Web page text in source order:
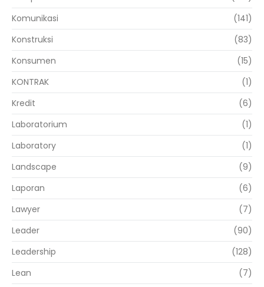
Komunikasi
(141)
Konstruksi
(83)
Konsumen
(15)
KONTRAK
(1)
Kredit
(6)
Laboratorium
(1)
Laboratory
(1)
Landscape
(9)
Laporan
(6)
Lawyer
(7)
Leader
(90)
Leadership
(128)
Lean
(7)